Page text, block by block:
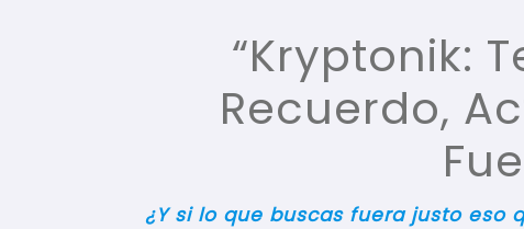
“Kryptonik:
Recuerdo,
¿Y si lo que buscas fuera justo eso